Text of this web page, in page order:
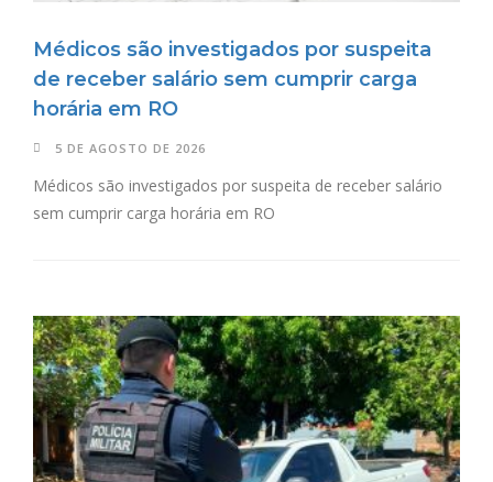
Médicos são investigados por suspeita
de receber salário sem cumprir carga
horária em RO
5 DE AGOSTO DE 2026
Médicos são investigados por suspeita de receber salário
sem cumprir carga horária em RO